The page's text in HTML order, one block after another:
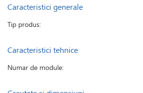
Caracteristici generale
Tip produs:
Caracteristici tehnice
Numar de module: